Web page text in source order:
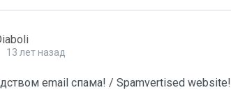
13 лет назад
email спама! / Spamvertised website!